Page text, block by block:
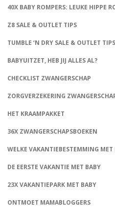
40X BABY ROMPERS: LEUKE HIPPE
Z8 SALE & OUTLET TIPS
TUMBLE ‘N DRY SALE & OUTLET TIPS
BABYUITZET, HEB JIJ ALLES AL?
CHECKLIST ZWANGERSCHAP
ZORGVERZEKERING
HET KRAAMPAKKET
36X ZWANGERSCHAPSBOEKEN
WELKE VAKANTIEBESTEMMING MET
DE EERSTE VAKANTIE MET BABY
23X VAKANTIEPARK MET BABY
ONTMOET MAMABLOGGERS